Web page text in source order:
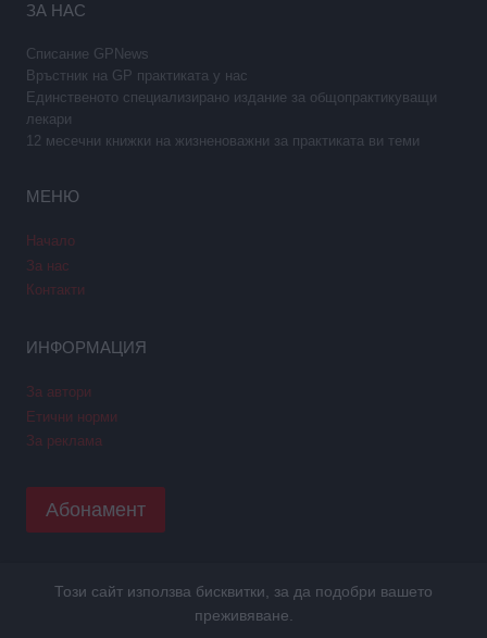
ЗА НАС
Списание GPNews
Връстник на GP практиката у нас
Единственото специализирано издание за общопрактикуващи
лекари
12 месечни книжки на жизненоважни за практиката ви теми
МЕНЮ
Начало
За нас
Контакти
ИНФОРМАЦИЯ
За автори
Етични норми
За реклама
Абонамент
Copyright © 2026 GPNews. Всички права запазени.
Този сайт използва бисквитки, за да подобри вашето
преживяване.